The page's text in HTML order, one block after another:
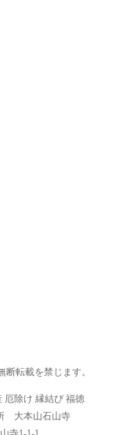
転載を禁じます。
厄除け 縁結び 福徳
大本山石山寺